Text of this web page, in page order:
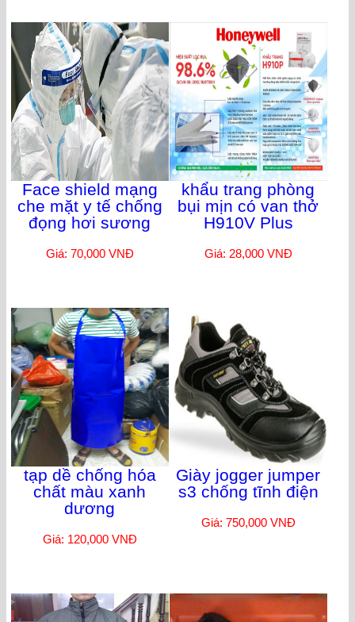
Face shield mạng
che mặt y tế chống
đọng hơi sương
Giá: 70,000 VNĐ
khẩu trang phòng
bụi mịn có van thở
H910V Plus
Giá: 28,000 VNĐ
tạp dề chống hóa
chất màu xanh
dương
Giá: 120,000 VNĐ
Giày jogger jumper
s3 chống tĩnh điện
Giá: 750,000 VNĐ